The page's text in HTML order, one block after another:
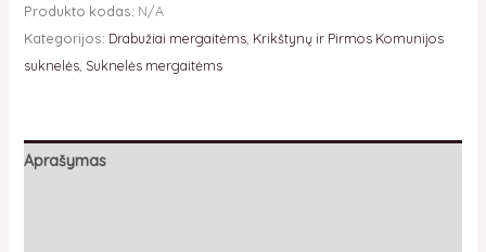
Produkto kodas: N/A
Kategorijos: Drabužiai mergaitėms, Krikštynų ir Pirmos Komunijos
suknelės, Suknelės mergaitėms
Aprašymas